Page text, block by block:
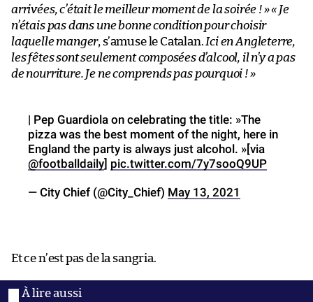
arrivées, c’était le meilleur moment de la soirée ! »« Je
n’étais pas dans une bonne condition pour choisir
laquelle manger, s’amuse le Catalan. Ici en Angleterre,
les fêtes sont seulement composées d’alcool, il n’y a pas
de nourriture. Je ne comprends pas pourquoi ! »
| Pep Guardiola on celebrating the title: »The
pizza was the best moment of the night, here in
England the party is always just alcohol. »[via
@footballdaily] pic.twitter.com/7y7sooQ9UP
— City Chief (@City_Chief) May 13, 2021
Et ce n’est pas de la sangria.